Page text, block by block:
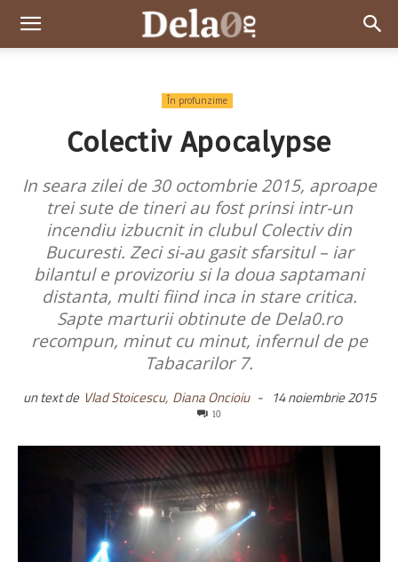
Dela0
În profunzime
Colectiv Apocalypse
In seara zilei de 30 octombrie 2015, aproape
trei sute de tineri au fost prinsi intr-un
incendiu izbucnit in clubul Colectiv din
Bucuresti. Zeci si-au gasit sfarsitul – iar
bilantul e provizoriu si la doua saptamani
distanta, multi fiind inca in stare critica.
Sapte marturii obtinute de Dela0.ro
recompun, minut cu minut, infernul de pe
Tabacarilor 7.
un text de Vlad Stoicescu, Diana Oncioiu - 14 noiembrie 2015
10